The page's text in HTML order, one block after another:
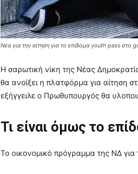
Νέα για την αίτηση για το επίδομα youth pass στο
Η σαρωτική νίκη της Νέας
θα ανοίξει η πλατφόρμα για αίτηση
εξήγγειλε ο Πρωθυπουργός θα
Τι είναι όμως το
Το οικονομικό πρόγραμμα της ΝΔ για